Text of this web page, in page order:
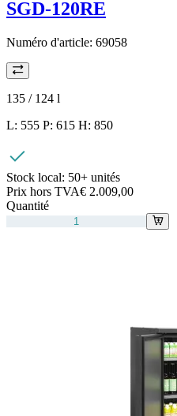
SGD-120RE
Numéro d'article: 69058
135 / 124 l
L: 555 P: 615 H: 850
Stock local: 50+ unités
Prix hors TVA€ 2.009,00
Quantité